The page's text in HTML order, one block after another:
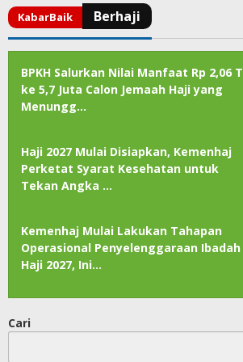
BPKH Salurkan Nilai Manfaat Rp 2,06 T
ke 5,7 Juta Calon Jemaah Haji yang
Menungg…
Haji 2027 Mulai Disiapkan, Kemenhaj
Perketat Syarat Kesehatan untuk
Tekan Angka …
Kemenhaj Mulai Lakukan Tahapan
Operasional Penyelenggaraan Ibadah
Haji 2027, Ini…
Cari